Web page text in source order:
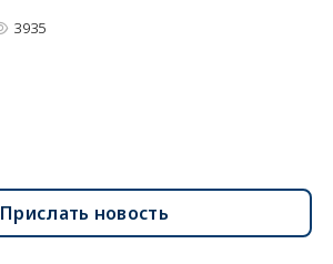
3935
Прислать новость